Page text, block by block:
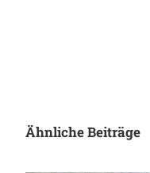
Ähnliche Beiträge